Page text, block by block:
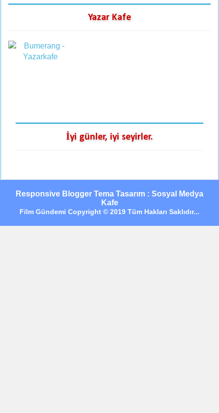
Yazar Kafe
İyi günler, iyi seyirler.
Responsive Blogger Tema Tasarım : Sosyal Medya
Kafe
Film Gündemi Copyright © 2019 Tüm Hakları Saklıdır...